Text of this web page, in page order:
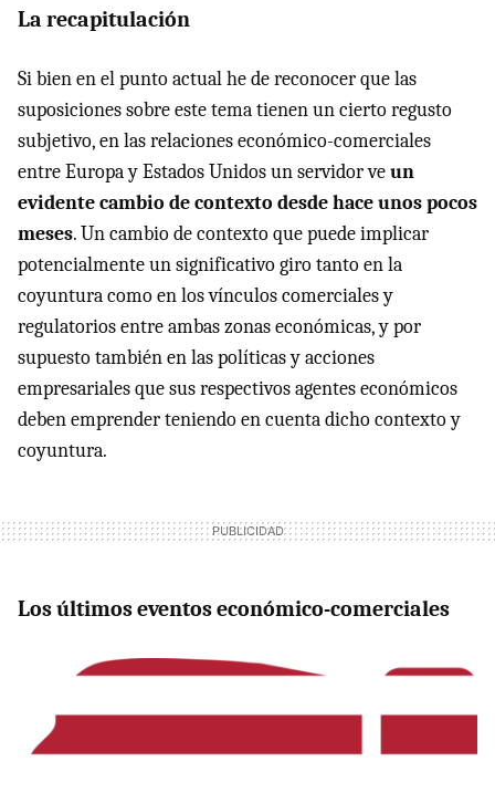
La recapitulación
Si bien en el punto actual he de reconocer que las
suposiciones sobre este tema tienen un cierto regusto
subjetivo, en las relaciones económico-comerciales
entre Europa y Estados Unidos un servidor veun
evidente cambio de contexto desde hace unos pocos
meses. Un cambio de contexto que puede implicar
potencialmente un significativo giro tanto en la
coyuntura como en los vínculos comerciales y
regulatorios entre ambas zonas económicas, y por
supuesto también en las políticas y acciones
empresariales que sus respectivos agentes económicos
deben emprender teniendo en cuenta dicho contexto y
coyuntura.
Los últimos eventos económico-comerciales